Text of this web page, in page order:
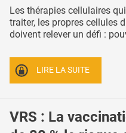
Les thérapies cellulaires
traiter, les propres cellules
doivent relever un défi :
LIRE LA SUITE
VRS : La